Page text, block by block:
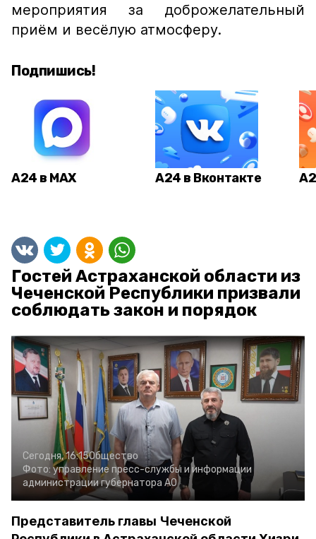
мероприятия за доброжелательный
приём и весёлую атмосферу.
Подпишись!
А24 в MAX А24 в Вконтакте
Гостей Астраханской области из
Чеченской Республики призвали
соблюдать закон и порядок
Сегодня, 16:15Общество
Фото: управление пресс-службы и информации
администрации губернатора АО
Представитель главы Чеченской